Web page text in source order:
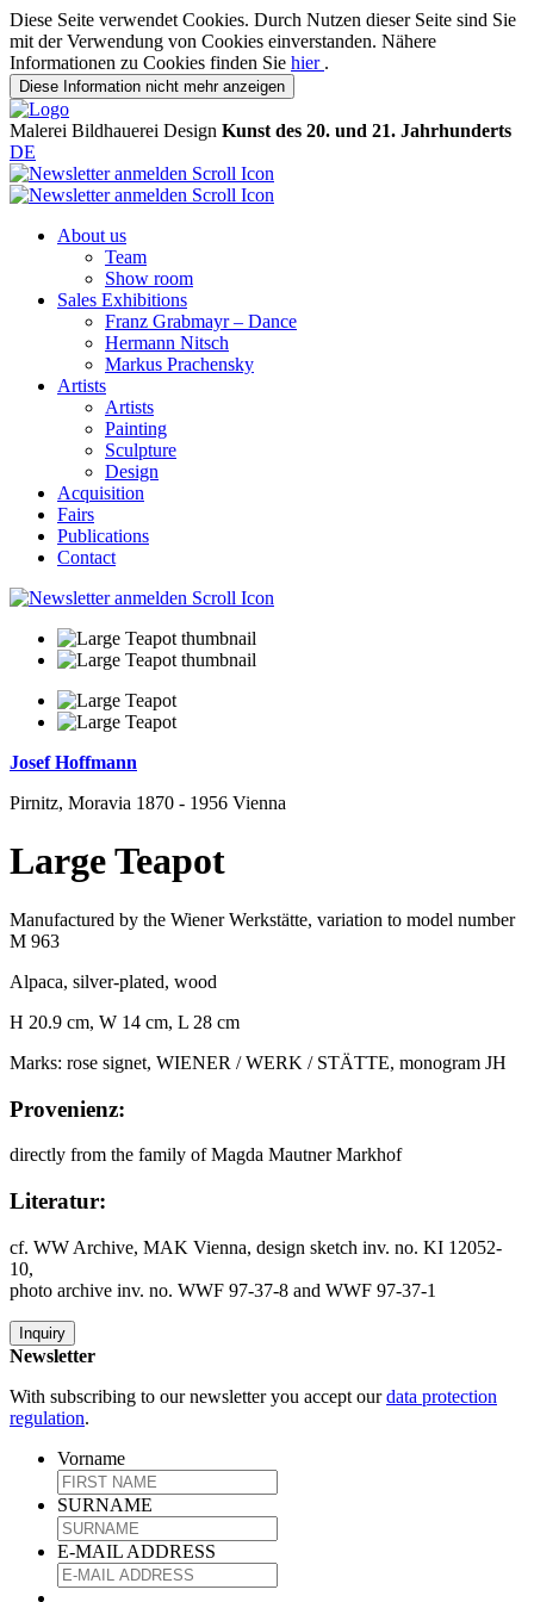
Diese Seite verwendet Cookies. Durch Nutzen dieser Seite sind Sie
mit der Verwendung von Cookies einverstanden. Nähere
Informationen zu Cookies finden Sie hier .
Diese Information nicht mehr anzeigen
Malerei Bildhauerei Design Kunst des 20. und 21. Jahrhunderts
DE
About us
Team
Show room
Sales Exhibitions
Franz Grabmayr – Dance
Hermann Nitsch
Markus Prachensky
Artists
Artists
Painting
Sculpture
Design
Acquisition
Fairs
Publications
Contact
Josef Hoffmann
Pirnitz, Moravia 1870 - 1956 Vienna
Large Teapot
Manufactured by the Wiener Werkstätte, variation to model number
M 963
Alpaca, silver-plated, wood
H 20.9 cm, W 14 cm, L 28 cm
Marks: rose signet, WIENER / WERK / STÄTTE, monogram JH
Provenienz:
directly from the family of Magda Mautner Markhof
Literatur:
cf. WW Archive, MAK Vienna, design sketch inv. no. KI 12052-
10,
photo archive inv. no. WWF 97-37-8 and WWF 97-37-1
Inquiry
Newsletter
With subscribing to our newsletter you accept ourdata protection
regulation.
Vorname
SURNAME
E-MAIL ADDRESS